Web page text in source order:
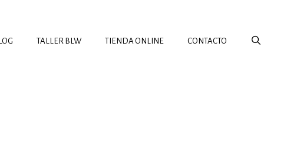
TALLER BLW TIENDA ONLINE CONTACTO